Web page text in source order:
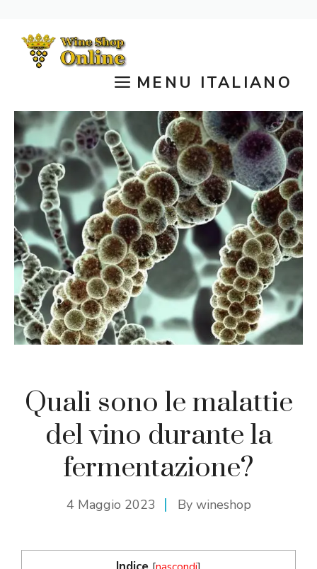
contenuto
MENU ITALIANO
Quali sono le malattie
del vino durante la
fermentazione?
4 Maggio 2023 By wineshop